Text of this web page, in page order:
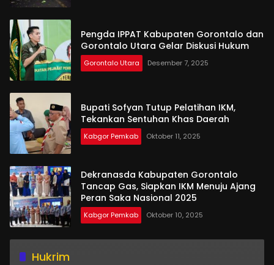
Pengda IPPAT Kabupaten Gorontalo dan
Gorontalo Utara Gelar Diskusi Hukum
Gorontalo Utara Desember 7, 2025
Bupati Sofyan Tutup Pelatihan IKM,
Tekankan Sentuhan Khas Daerah
Kabgor Pemkab Oktober 11, 2025
Dekranasda Kabupaten Gorontalo
Tancap Gas, Siapkan IKM Menuju Ajang
Peran Saka Nasional 2025
Kabgor Pemkab Oktober 10, 2025
Hukrim